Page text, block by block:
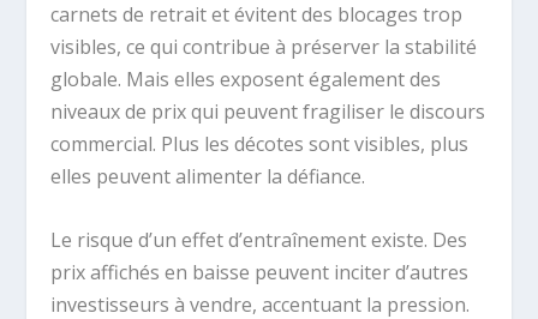
carnets de retrait et évitent des blocages trop
visibles, ce qui contribue à préserver la stabilité
globale. Mais elles exposent également des
niveaux de prix qui peuvent fragiliser le discours
commercial. Plus les décotes sont visibles, plus
elles peuvent alimenter la défiance.
Le risque d’un effet d’entraînement existe. Des
prix affichés en baisse peuvent inciter d’autres
investisseurs à vendre, accentuant la pression.